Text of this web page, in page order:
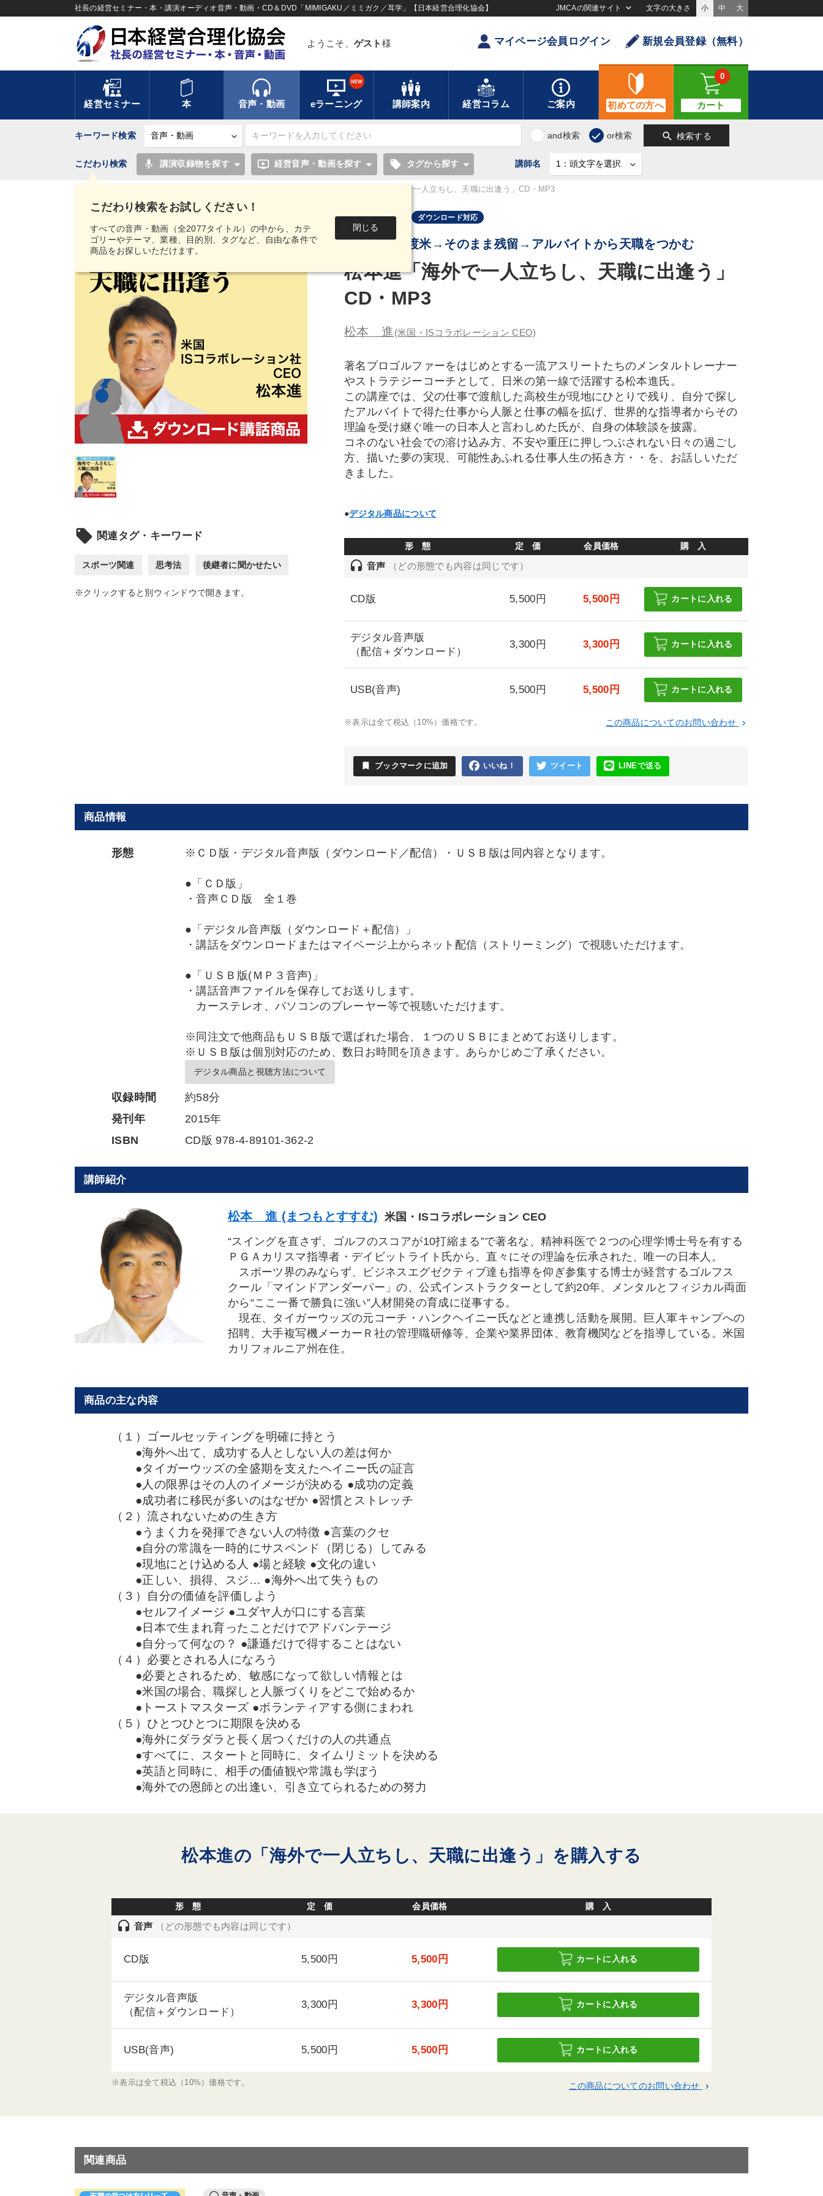
社長の経営セミナー・本・講演オーディオ音声・動画・CD＆DVD「MIMIGAKU／ミミガク／耳学」【日本経営合理化協会】 JMCAの関連サイト 文字の大きさ 小 中 大
ようこそ、 ゲスト 様 マイページ会員ログイン 新規会員登録（無料）
経営セミナー 本 音声・動画 eラーニング
NEW
講師案内 経営コラム ご案内 初めての方へ カート
0
キーワード検索 and検索 or検索 search 検索する
こだわり検索をお試しください！
すべての音声・動画（全2077タイトル）の中から、カテ
ゴリーやテーマ、業種、目的別、タグなど、自由な条件で
商品をお探しいただけます。
閉じる
こだわり検索 mic 講演収録物を探す ondemand_video 経営音声・動画を探す local_offer タグから探す 講師名
松本進「海外で一人立ちし、天職に出逢う」CD・MP3
local_offer 関連タグ・キーワード
スポーツ関連 思考法 後継者に聞かせたい
※クリックすると別ウィンドウで開きます。
音声・動画 ダウンロード対応
父の仕事で渡米→そのまま残留→アルバイトから天職をつかむ
松本進「海外で一人立ちし、天職に出逢う」
CD・MP3
松本 進 (米国・ISコラボレーション CEO)
著名プロゴルファーをはじめとする一流アスリートたちのメンタルトレーナー
やストラテジーコーチとして、日米の第一線で活躍する松本進氏。
この講座では、父の仕事で渡航した高校生が現地にひとりで残り、自分で探し
たアルバイトで得た仕事から人脈と仕事の幅を拡げ、世界的な指導者からその
理論を受け継ぐ唯一の日本人と言わしめた氏が、自身の体験談を披露。
コネのない社会での溶け込み方、不安や重圧に押しつぶされない日々の過ごし
方、描いた夢の実現、可能性あふれる仕事人生の拓き方・・を、お話しいただ
きました。
●デジタル商品について
形 態 定 価 会員価格 購 入
headset 音声 （どの形態でも内容は同じです）
CD版 5,500円 5,500円 カートに入れる
デジタル音声版
（配信＋ダウンロード）
3,300円 3,300円 カートに入れる
USB(音声) 5,500円 5,500円 カートに入れる
※表示は全て税込（10%）価格です。 この商品についてのお問い合わせ keyboard_arrow_right
bookmark ブックマークに追加 いいね！ ツイート LINEで送る
商品情報
形態 ※ＣＤ版・デジタル音声版（ダウンロード／配信）・ＵＳＢ版は同内容となります。
●「ＣＤ版」
・音声ＣＤ版 全１巻
●「デジタル音声版（ダウンロード＋配信）」
・講話をダウンロードまたはマイページ上からネット配信（ストリーミング）で視聴いただけます。
●「ＵＳＢ版(ＭＰ３音声)」
・講話音声ファイルを保存してお送りします。
カーステレオ、パソコンのプレーヤー等で視聴いただけます。
※同注文で他商品もＵＳＢ版で選ばれた場合、１つのＵＳＢにまとめてお送りします。
※ＵＳＢ版は個別対応のため、数日お時間を頂きます。あらかじめご了承ください。
デジタル商品と視聴方法について
収録時間
約58分
発刊年
2015年
ISBN
CD版 978-4-89101-362-2
講師紹介
松本 進 (まつもとすすむ) 米国・ISコラボレーション CEO
“スイングを直さず、ゴルフのスコアが10打縮まる”で著名な、精神科医で２つの心理学博士号を有する
ＰＧＡカリスマ指導者・デイビットライト氏から、直々にその理論を伝承された、唯一の日本人。
スポーツ界のみならず、ビジネスエグゼクティブ達も指導を仰ぎ参集する博士が経営するゴルフス
クール「マインドアンダーパー」の、公式インストラクターとして約20年、メンタルとフィジカル両面
から“ここ一番で勝負に強い”人材開発の育成に従事する。
現在、タイガーウッズの元コーチ・ハンクヘイニー氏などと連携し活動を展開。巨人軍キャンプへの
招聘、大手複写機メーカーＲ社の管理職研修等、企業や業界団体、教育機関などを指導している。米国
カリフォルニア州在住。
商品の主な内容
（１）ゴールセッティングを明確に持とう
●海外へ出て、成功する人としない人の差は何か
●タイガーウッズの全盛期を支えたヘイニー氏の証言
●人の限界はその人のイメージが決める ●成功の定義
●成功者に移民が多いのはなぜか ●習慣とストレッチ
（２）流されないための生き方
●うまく力を発揮できない人の特徴 ●言葉のクセ
●自分の常識を一時的にサスペンド（閉じる）してみる
●現地にとけ込める人 ●場と経験 ●文化の違い
●正しい、損得、スジ… ●海外へ出て失うもの
（３）自分の価値を評価しよう
●セルフイメージ ●ユダヤ人が口にする言葉
●日本で生まれ育ったことだけでアドバンテージ
●自分って何なの？ ●謙遜だけで得することはない
（４）必要とされる人になろう
●必要とされるため、敏感になって欲しい情報とは
●米国の場合、職探しと人脈づくりをどこで始めるか
●トーストマスターズ ●ボランティアする側にまわれ
（５）ひとつひとつに期限を決める
●海外にダラダラと長く居つくだけの人の共通点
●すべてに、スタートと同時に、タイムリミットを決める
●英語と同時に、相手の価値観や常識も学ぼう
●海外での恩師との出逢い、引き立てられるための努力
松本進の「海外で一人立ちし、天職に出逢う」を購入する
形 態 定 価 会員価格 購 入
headset 音声 （どの形態でも内容は同じです）
CD版 5,500円 5,500円 カートに入れる
デジタル音声版
（配信＋ダウンロード）
3,300円 3,300円 カートに入れる
USB(音声) 5,500円 5,500円 カートに入れる
※表示は全て税込（10%）価格です。 この商品についてのお問い合わせ keyboard_arrow_right
関連商品